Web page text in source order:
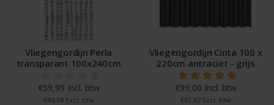
Vliegengordijn Perla
transparant 100x240cm
€59,99 Incl. btw
€49,58 Excl. btw
Vliegengordijn Cinta 100 x
220cm antraciet - grijs
€99,00 Incl. btw
€81,82 Excl. btw